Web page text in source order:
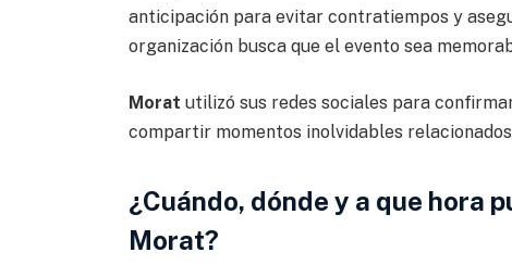
anticipación para evitar contratiempos y
organización busca que el evento sea
Morat utilizó sus redes sociales para
compartir momentos inolvidables
¿Cuándo, dónde y a que hora
Morat?